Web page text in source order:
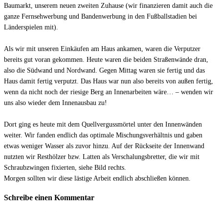
Baumarkt, unserem neuen zweiten Zuhause (wir finanzieren damit auch die
ganze Fernsehwerbung und Bandenwerbung in den Fußballstadien bei
Länderspielen mit).
Als wir mit unseren Einkäufen am Haus ankamen, waren die Verputzer
bereits gut voran gekommen. Heute waren die beiden Straßenwände dran,
also die Südwand und Nordwand. Gegen Mittag waren sie fertig und das
Haus damit fertig verputzt. Das Haus war nun also bereits von außen fertig,
wenn da nicht noch der riesige Berg an Innenarbeiten wäre… – wenden wir
uns also wieder dem Innenausbau zu!
Dort ging es heute mit dem Quellvergussmörtel unter den Innenwänden
weiter. Wir fanden endlich das optimale Mischungsverhältnis und gaben
etwas weniger Wasser als zuvor hinzu. Auf der Rückseite der Innenwand
nutzten wir Resthölzer bzw. Latten als Verschalungsbretter, die wir mit
Schraubzwingen fixierten, siehe Bild rechts.
Morgen sollten wir diese lästige Arbeit endlich abschließen können.
Schreibe einen Kommentar